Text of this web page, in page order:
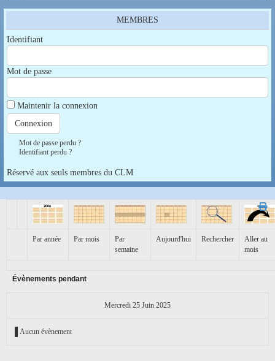
MEMBRES
Identifiant
Mot de passe
Maintenir la connexion
Mot de passe perdu ?
Identifiant perdu ?
Réservé aux seuls membres du CLM
Par année Par mois
Par
semaine
Aujourd'hui Rechercher
Aller au
mois
Évènements pendant
Mercredi 25 Juin 2025
Aucun évènement